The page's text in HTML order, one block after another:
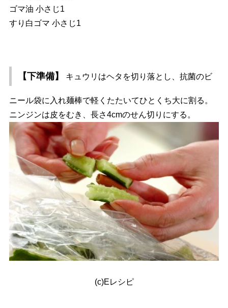
ゴマ油 小さじ1
すり白ゴマ 小さじ1
【下準備】 キュウリはヘタを切り落とし、抗菌のビ
ニール袋に入れ麺棒で軽くたたいてひとくち大に割る。
ニンジンは皮をむき、長さ4cmのせん切りにする。
(c)Eレシピ